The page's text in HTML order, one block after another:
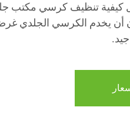
كيفية تنظيف كرسي مكتب
أن يخدم الكرسي الجلدي